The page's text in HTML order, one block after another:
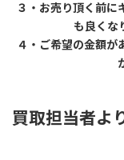
３・お売り頂く前に
も良くな
４・ご希望の金額が
買取担当者よ